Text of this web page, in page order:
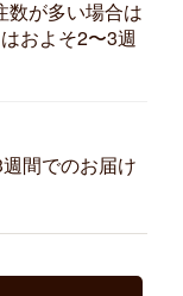
数が多い場合は
およそ2〜3週
間でのお届け